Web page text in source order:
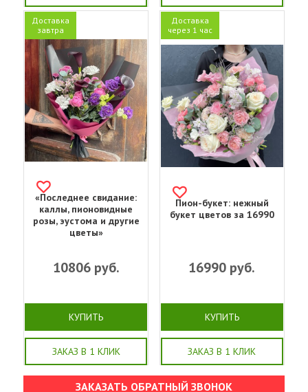
Доставка
завтра
«Последнее свидание:
каллы, пионовидные
розы, эустома и другие
цветы»
10806руб.
КУПИТЬ
ЗАКАЗ В 1 КЛИК
Доставка
через 1 час
Пион-букет: нежный
букет цветов за 16990
16990 руб.
КУПИТЬ
ЗАКАЗ В 1 КЛИК
ЗАКАЗАТЬ ОБРАТНЫЙ ЗВОНОК